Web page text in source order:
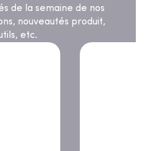
de la semaine de nos
nouveautés produit,
etc.